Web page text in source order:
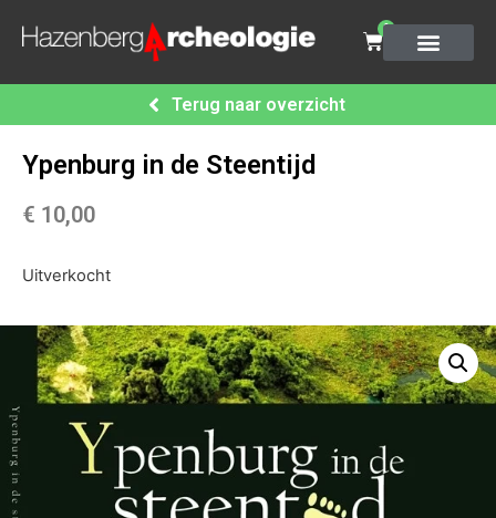
0
Terug naar overzicht
Ypenburg in de Steentijd
€ 10,00
Uitverkocht